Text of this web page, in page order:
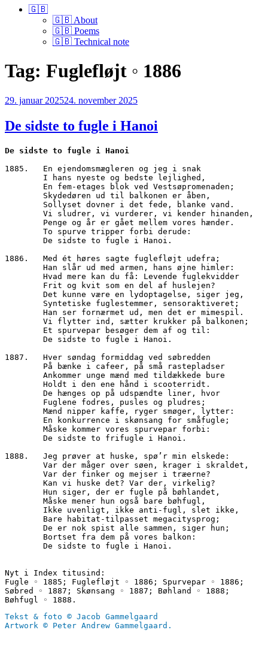
🇬🇧
🇬🇧 About
🇬🇧 Poems
🇬🇧 Technical note
Tag: Fuglefløjt ◦ 1886
Udgivet
29. januar 202524. november 2025
De sidste to fugle i Hanoi
De sidste to fugle i Hanoi
1885.	En ejendomsmægleren og jeg i snak
        I hans nyeste og bedste lejlighed,
        En fem-etages blok ved Vestsøpromenaden;
        Skydedøren ud til balkonen er åben,
        Sollyset dovner i det fede, blanke vand.
        Vi sludrer, vi vurderer, vi kender hinanden,
        Penge og år er gået mellem vores hænder.
        To spurve tripper forbi derude:
        De sidste to fugle i Hanoi.
1886.   Med ét høres sagte fuglefløjt udefra;
        Han slår ud med armen, hans øjne himler:
        Hvad mere kan du få: Levende fuglekvidder
        Frit og kvit som en del af huslejen?
        Det kunne være en lydoptagelse, siger jeg,
        Syntetiske fuglestemmer, sensoraktiveret;
        Han ser fornærmet ud, men det er mimespil.
        Vi flytter ind, sætter krukker på balkonen;
        Et spurvepar besøger dem af og til:
        De sidste to fugle i Hanoi.
1887.	Hver søndag formiddag ved søbredden
        På bænke i cafeer, på små rastepladser
        Ankommer unge mænd med tildækkede bure
        Holdt i den ene hånd i scooterridt.
        De hænges op på udspændte liner, hvor
        Fuglene fodres, pusles og pludres;
        Mænd nipper kaffe, ryger smøger, lytter:
        En konkurrence i skønsang for småfugle;
        Måske kommer vores spurvepar forbi:
        De sidste to frifugle i Hanoi.
1888.	Jeg prøver at huske, spø’r min elskede:
        Var der måger over søen, krager i skraldet,
        Var der finker og mejser i træerne?
        Kan vi huske det? Var der, virkelig?
        Hun siger, der er fugle på bøhlandet,
        Måske mener hun også bare bøhfugl,
        Ikke uvenligt, ikke anti-fugl, slet ikke,
        Bare habitat-tilpasset megacitysprog;
        De er nok spist alle sammen, siger hun;
        Bortset fra dem på vores balkon:
        De sidste to fugle i Hanoi.
Nyt i Index titusind:
Fugle ◦ 1885; Fuglefløjt ◦ 1886; Spurvepar ◦ 1886;
Søbred ◦ 1887; Skønsang ◦ 1887; Bøhland ◦ 1888;
Bøhfugl ◦ 1888.
Tekst & foto © Jacob Gammelgaard
Artwork © Peter Andrew Gammelgaard.